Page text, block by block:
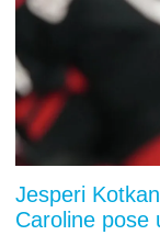
Jesperi
Caroline pose